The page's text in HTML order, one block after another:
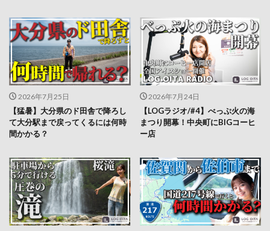
2026年7月25日
【猛暑】大分県のド田舎で降ろし
て大分駅まで戻ってくるには何時
間かかる？
2026年7月24日
【LOGラジオ/#4】べっぷ火の海
まつり開幕！中央町にBIGコーヒ
ー店